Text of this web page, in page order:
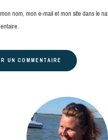
nom, mon e-mail et mon site dans le